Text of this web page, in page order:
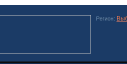
Регион: